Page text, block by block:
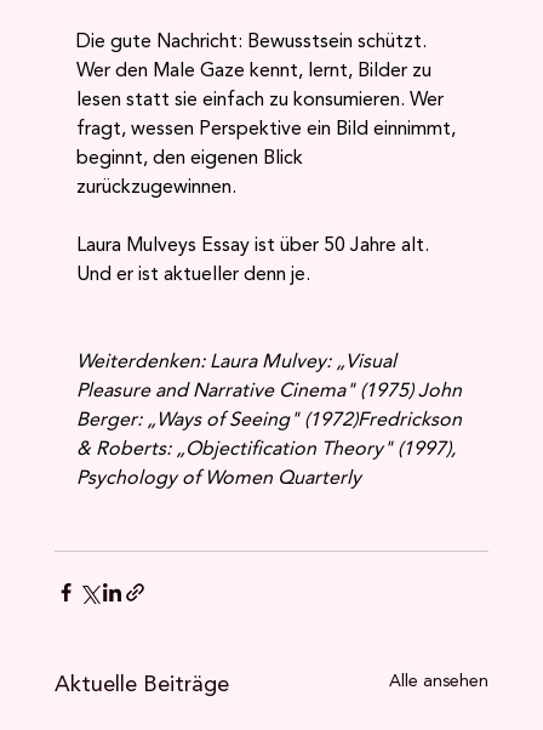
Die gute Nachricht: Bewusstsein schützt.
Wer den Male Gaze kennt, lernt, Bilder zu
lesen statt sie einfach zu konsumieren. Wer
fragt, wessen Perspektive ein Bild einnimmt,
beginnt, den eigenen Blick
zurückzugewinnen.
Laura Mulveys Essay ist über 50 Jahre alt.
Und er ist aktueller denn je.
Weiterdenken: Laura Mulvey: „Visual
Pleasure and Narrative Cinema" (1975)John
Berger: „Ways of Seeing" (1972)Fredrickson
& Roberts: „Objectification Theory" (1997),
Psychology of Women Quarterly
Aktuelle Beiträge Alle ansehen